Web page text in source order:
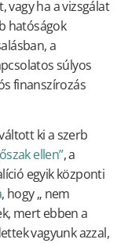
vagy ha a vizsgálat
hatóságok
a
súlyos
finanszírozás
ki a szerb
ellen”, a
egyik központi
, hogy „ nem
mert ebben a
vagyunk azzal,